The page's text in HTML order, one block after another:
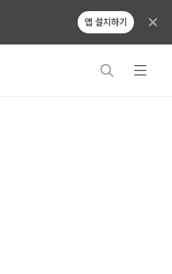
앱 설치하기